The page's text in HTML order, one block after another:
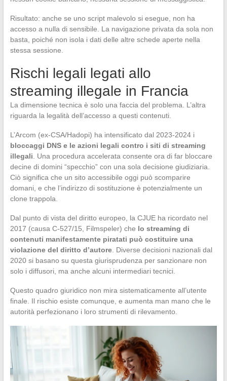
Risultato: anche se uno script malevolo si esegue, non ha
accesso a nulla di sensibile. La navigazione privata da sola non
basta, poiché non isola i dati delle altre schede aperte nella
stessa sessione.
Rischi legali legati allo
streaming illegale in Francia
La dimensione tecnica è solo una faccia del problema. L’altra
riguarda la legalità dell’accesso a questi contenuti.
L’Arcom (ex-CSA/Hadopi) ha intensificato dal 2023-2024 i
bloccaggi DNS e le azioni legali contro i siti di streaming
illegali . Una procedura accelerata consente ora di far bloccare
decine di domini “specchio” con una sola decisione giudiziaria.
Ciò significa che un sito accessibile oggi può scomparire
domani, e che l’indirizzo di sostituzione è potenzialmente un
clone trappola.
Dal punto di vista del diritto europeo, la CJUE ha ricordato nel
2017 (causa C-527/15, Filmspeler) che lo streaming di
contenuti manifestamente piratati può costituire una
violazione del diritto d’autore. Diverse decisioni nazionali dal
2020 si basano su questa giurisprudenza per sanzionare non
solo i diffusori, ma anche alcuni intermediari tecnici.
Questo quadro giuridico non mira sistematicamente all’utente
finale. Il rischio esiste comunque, e aumenta man mano che le
autorità perfezionano i loro strumenti di rilevamento.